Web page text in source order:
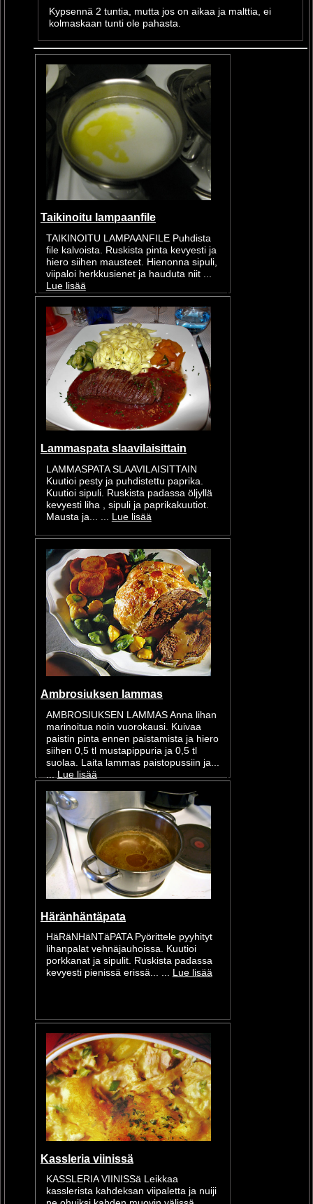
Kypsennä 2 tuntia, mutta jos on aikaa ja malttia, ei
kolmaskaan tunti ole pahasta.
Taikinoitu lampaanfile
TAIKINOITU LAMPAANFILE Puhdista
file kalvoista. Ruskista pinta kevyesti ja
hiero siihen mausteet. Hienonna sipuli,
viipaloi herkkusienet ja hauduta niit ...
Lue lisää
Lammaspata slaavilaisittain
LAMMASPATA SLAAVILAISITTAIN
Kuutioi pesty ja puhdistettu paprika.
Kuutioi sipuli. Ruskista padassa öljyllä
kevyesti liha , sipuli ja paprikakuutiot.
Mausta ja... ... Lue lisää
Ambrosiuksen lammas
AMBROSIUKSEN LAMMAS Anna lihan
marinoitua noin vuorokausi. Kuivaa
paistin pinta ennen paistamista ja hiero
siihen 0,5 tl mustapippuria ja 0,5 tl
suolaa. Laita lammas paistopussiin ja...
...Lue lisää
Häränhäntäpata
HäRäNHäNTäPATA Pyörittele pyyhityt
lihanpalat vehnäjauhoissa. Kuutioi
porkkanat ja sipulit. Ruskista padassa
kevyesti pienissä erissä... ... Lue lisää
Kassleria viinissä
KASSLERIA VIINISSä Leikkaa
kasslerista kahdeksan viipaletta ja nuiji